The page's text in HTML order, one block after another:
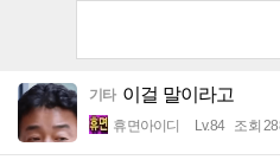
기타 이걸 말이라고
휴면아이디 Lv.84 조회